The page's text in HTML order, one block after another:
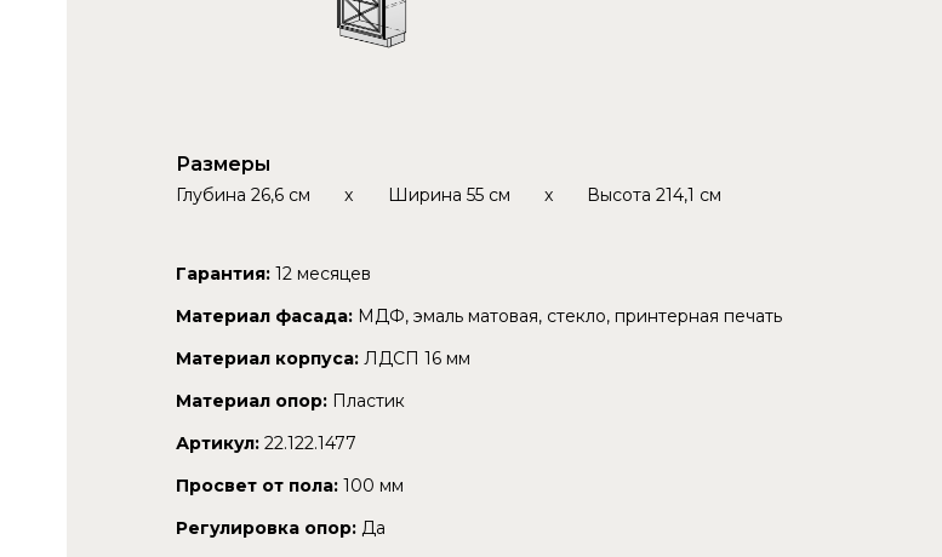
Размеры
Глубина 26,6 см x Ширина 55 см x Высота 214,1 см
Гарантия: 12 месяцев
Материал фасада: МДФ, эмаль матовая, стекло, принтерная печать
Материал корпуса: ЛДСП 16 мм
Материал опор: Пластик
Артикул: 22.122.1477
Просвет от пола: 100 мм
Регулировка опор: Да